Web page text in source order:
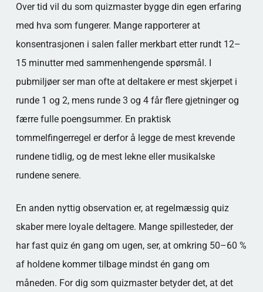
Over tid vil du som quizmaster bygge din egen erfaring
med hva som fungerer. Mange rapporterer at
konsentrasjonen i salen faller merkbart etter rundt 12–
15 minutter med sammenhengende spørsmål. I
pubmiljøer ser man ofte at deltakere er mest skjerpet i
runde 1 og 2, mens runde 3 og 4 får flere gjetninger og
færre fulle poengsummer. En praktisk
tommelfingerregel er derfor å legge de mest krevende
rundene tidlig, og de mest lekne eller musikalske
rundene senere.
En anden nyttig observation er, at regelmæssig quiz
skaber mere loyale deltagere. Mange spillesteder, der
har fast quiz én gang om ugen, ser, at omkring 50–60 %
af holdene kommer tilbage mindst én gang om
måneden. For dig som quizmaster betyder det, at det